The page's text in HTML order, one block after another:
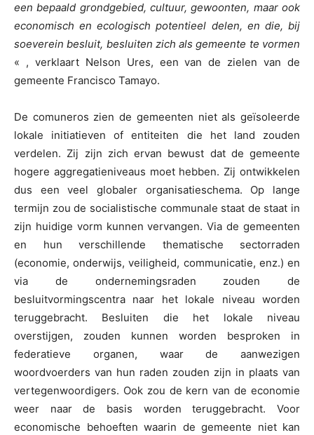
een bepaald grondgebied, cultuur, gewoonten, maar ook
economisch en ecologisch potentieel delen, en die, bij
soeverein besluit, besluiten zich als gemeente te vormen
« , verklaart Nelson Ures, een van de zielen van de
gemeente Francisco Tamayo.
De comuneros zien de gemeenten niet als geïsoleerde
lokale initiatieven of entiteiten die het land zouden
verdelen. Zij zijn zich ervan bewust dat de gemeente
hogere aggregatieniveaus moet hebben. Zij ontwikkelen
dus een veel globaler organisatieschema. Op lange
termijn zou de socialistische communale staat de staat in
zijn huidige vorm kunnen vervangen. Via de gemeenten
en hun verschillende thematische sectorraden
(economie, onderwijs, veiligheid, communicatie, enz.) en
via de ondernemingsraden zouden de
besluitvormingscentra naar het lokale niveau worden
teruggebracht. Besluiten die het lokale niveau
overstijgen, zouden kunnen worden besproken in
federatieve organen, waar de aanwezigen
woordvoerders van hun raden zouden zijn in plaats van
vertegenwoordigers. Ook zou de kern van de economie
weer naar de basis worden teruggebracht. Voor
economische behoeften waarin de gemeente niet kan